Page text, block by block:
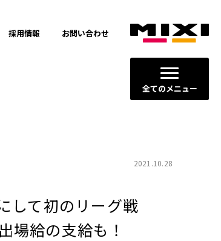
全てのメニュー
採用情報 お問い合わせ
2021.10.28
して初のリーグ戦
場給の支給も！